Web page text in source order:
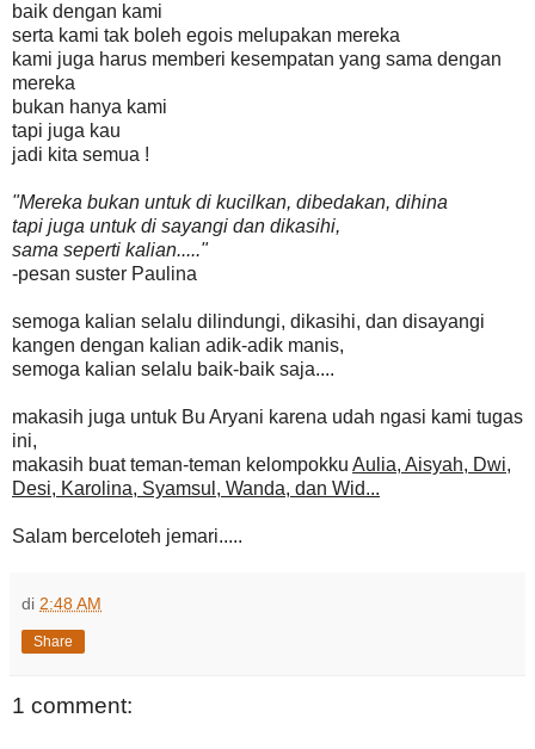
baik dengan kami
serta kami tak boleh egois melupakan mereka
kami juga harus memberi kesempatan yang sama dengan
mereka
bukan hanya kami
tapi juga kau
jadi kita semua !
"Mereka bukan untuk di kucilkan, dibedakan, dihina
tapi juga untuk di sayangi dan dikasihi,
sama seperti kalian....."
-pesan suster Paulina
semoga kalian selalu dilindungi, dikasihi, dan disayangi
kangen dengan kalian adik-adik manis,
semoga kalian selalu baik-baik saja....
makasih juga untuk Bu Aryani karena udah ngasi kami tugas
ini,
makasih buat teman-teman kelompokku Aulia, Aisyah, Dwi,
Desi, Karolina, Syamsul, Wanda, dan Wid...
Salam berceloteh jemari.....
di 2:48 AM
Share
1 comment: